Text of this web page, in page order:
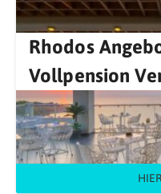
Rhodos
Vollpension